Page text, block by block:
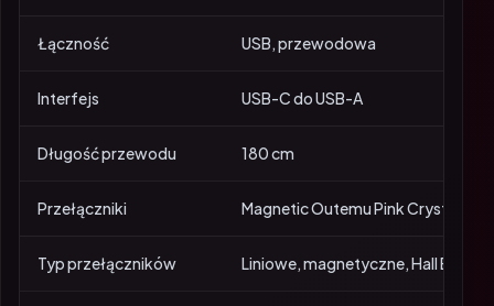
Łączność USB, przewodowa
Interfejs USB-C do USB-A
Długość przewodu 180 cm
Przełączniki Magnetic Outemu Pink Crystal
Typ przełączników Liniowe, magnetyczne, Hall Effect